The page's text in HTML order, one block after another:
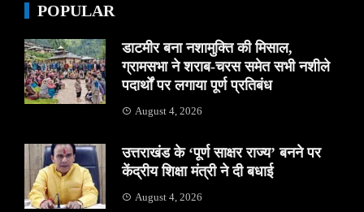
POPULAR
डाटमीर बना नशामुक्ति की मिसाल,
ग्रामसभा ने शराब-चरस समेत सभी नशीले
पदार्थों पर लगाया पूर्ण प्रतिबंध
August 4, 2026
उत्तराखंड के ‘पूर्ण साक्षर राज्य’ बनने पर
केंद्रीय शिक्षा मंत्री ने दी बधाई
August 4, 2026